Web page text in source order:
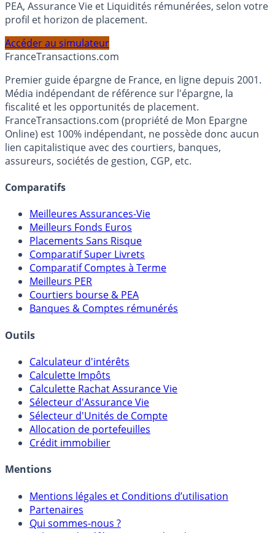
Calculez la répartition théorique de votre capital entre
profil et horizon de placement.
FranceTransactions.com
Premier guide épargne de France, en ligne depuis 2001.
Média indépendant de référence sur l'épargne, la
fiscalité et les opportunités de placement.
FranceTransactions.com (propriété de Mon Epargne
Online) est 100% indépendant, ne possède donc aucun
assureurs, sociétés de gestion, CGP, etc.
Comparatifs
Meilleures Assurances-Vie
Meilleurs Fonds Euros
Placements Sans Risque
Comparatif Super Livrets
Comparatif Comptes à Terme
Meilleurs PER
Banques & Comptes rémunérés
Outils
Calculateur d'intérêts
Calculette Impôts
Calculette Rachat Assurance Vie
Sélecteur d'Assurance Vie
Sélecteur d'Unités de Compte
Crédit immobilier
Mentions
Mentions légales et Conditions d’utilisation